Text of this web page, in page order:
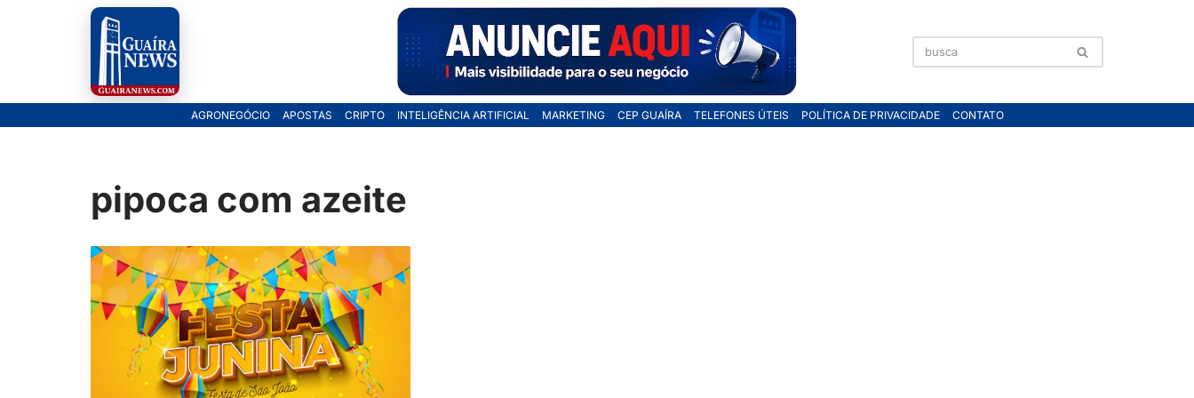
AGRONEGÓCIO APOSTAS CRIPTO INTELIGÊNCIA ARTIFICIAL MARKETING CEP GUAÍRA TELEFONES ÚTEIS POLÍTICA DE PRIVACIDADE CONTATO
pipoca com azeite